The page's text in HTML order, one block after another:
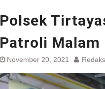
Polsek
Patroli Malam
November 20, 2021